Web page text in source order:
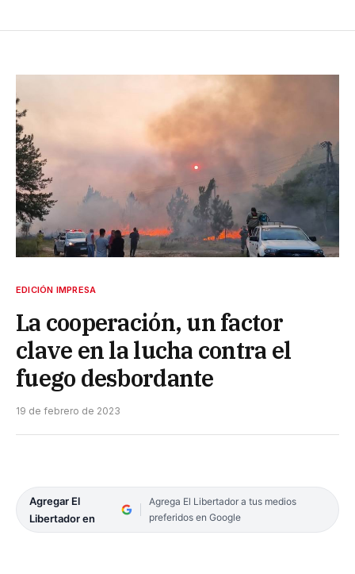
EDICIÓN IMPRESA
La cooperación, un factor
clave en la lucha contra el
fuego desbordante
19 de febrero de 2023
Agregar El
Libertador en
Agrega El Libertador a tus medios
preferidos en Google